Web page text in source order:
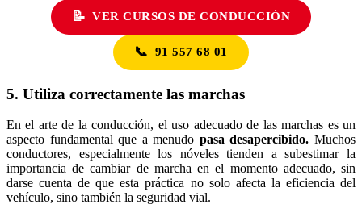
📝 VER CURSOS DE CONDUCCIÓN
📞 91 557 68 01
5. Utiliza correctamente las marchas
En el arte de la conducción, el uso adecuado de las marchas es un
aspecto fundamental que a menudo pasa desapercibido. Muchos
conductores, especialmente los nóveles tienden a subestimar la
importancia de cambiar de marcha en el momento adecuado, sin
darse cuenta de que esta práctica no solo afecta la eficiencia del
vehículo, sino también la seguridad vial.